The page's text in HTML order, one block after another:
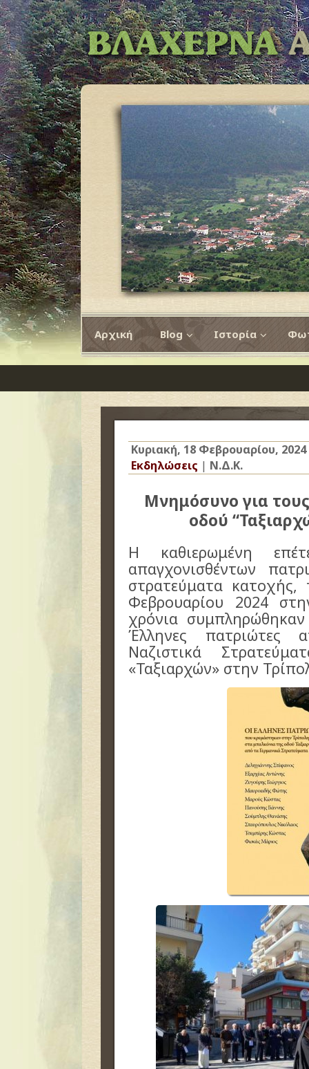
Αρχική Blog Ιστορία
Κυριακή, 18 Φεβρουαρίου, 2024
Εκδηλώσεις | Ν.Δ.Κ.
Μνημόσυνο για
οδού
Η καθιερωμένη
απαγχονισθέντων
στρατεύματα κατοχής,
Φεβρουαρίου 2024
χρόνια
Έλληνες πατριώτες
Ναζιστικά
«Ταξιαρχών» στην